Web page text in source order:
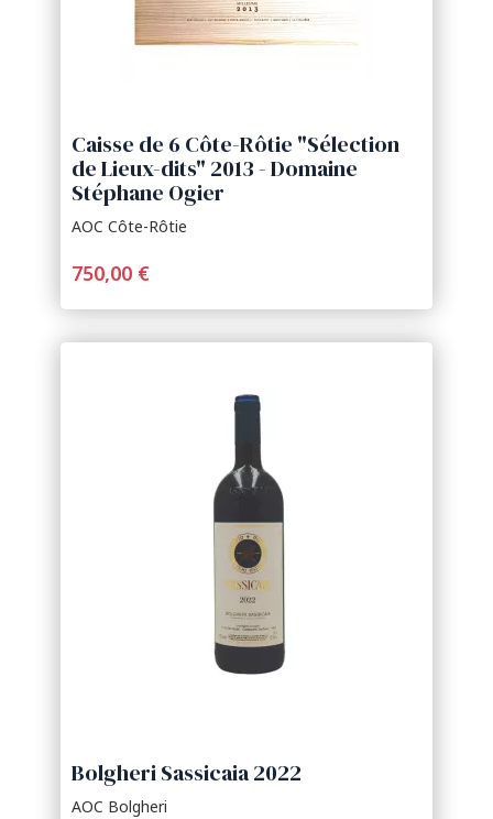
Caisse de 6 Côte-Rôtie "Sélection
de Lieux-dits" 2013 - Domaine
Stéphane Ogier
AOC Côte-Rôtie
750,00 €
Bolgheri Sassicaia 2022
AOC Bolgheri